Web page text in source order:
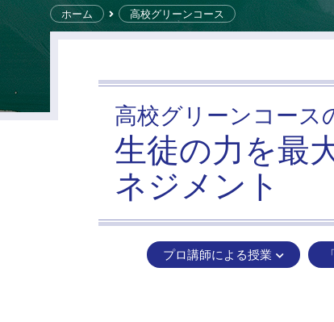
ホーム 高校グリーンコース
高校グリーンコー
生徒の力を最
ネジメント
プロ講師による授業